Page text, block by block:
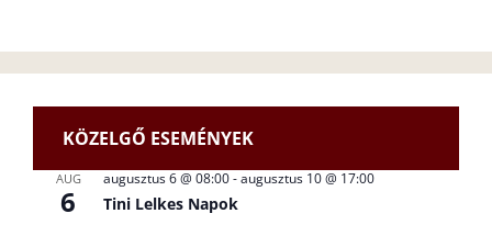
KÖZELGŐ ESEMÉNYEK
AUG
6
augusztus 6 @ 08:00-augusztus 10 @ 17:00
Tini Lelkes Napok